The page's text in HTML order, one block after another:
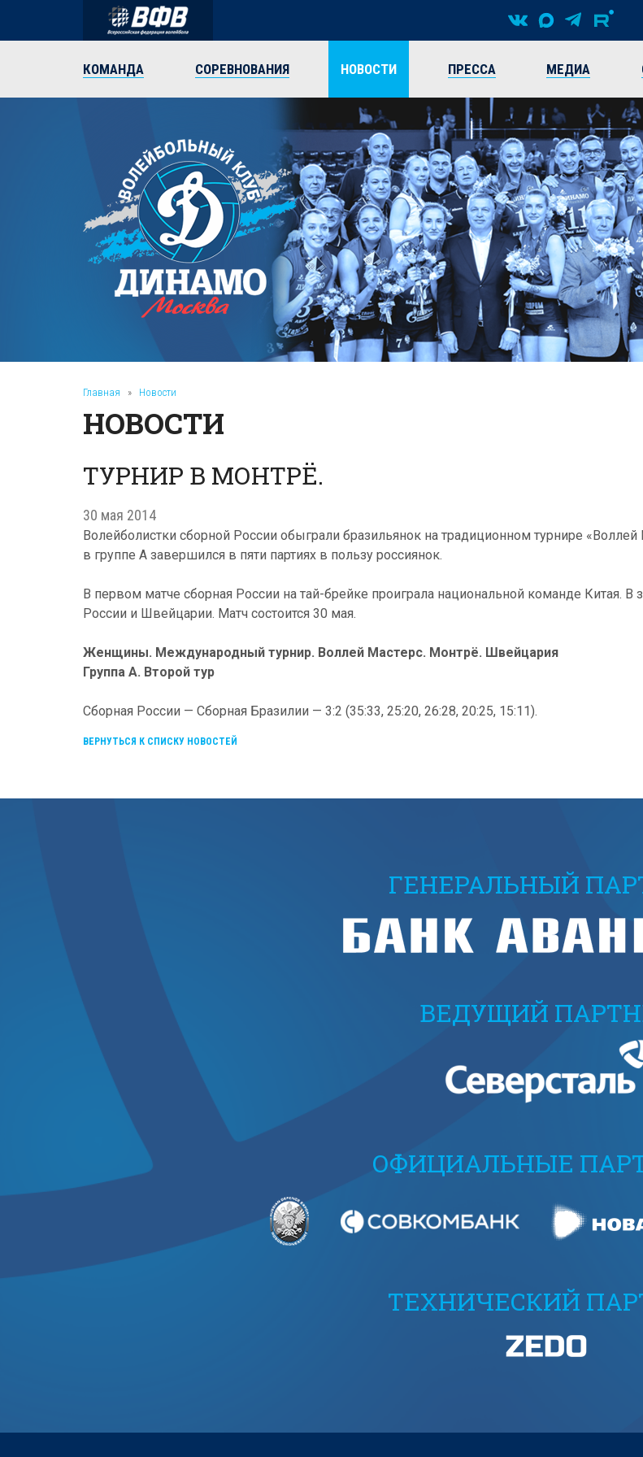
КОМАНДА СОРЕВНОВАНИЯ НОВОСТИ ПРЕССА МЕДИА
Главная » Новости
НОВОСТИ
ТУРНИР В МОНТРЁ.
30 мая 2014
Волейболистки сборной России обыграли бразильянок на традиционном турнире
в группе А завершился в пяти партиях в пользу россиянок.
В первом матче сборная России на тай-брейке проиграла национальной команде Китая.
России и Швейцарии. Матч состоится 30 мая.
Женщины. Международный турнир. Воллей Мастерс. Монтрё. Швейцария
Группа А. Второй тур
Сборная России — Сборная Бразилии — 3:2 (35:33, 25:20, 26:28, 20:25, 15:11).
ВЕРНУТЬСЯ К СПИСКУ НОВОСТЕЙ
ГЕНЕРАЛЬНЫЙ
ВЕДУЩИЙ
ОФИЦИАЛЬНЫЕ
ТЕХНИЧЕСКИЙ